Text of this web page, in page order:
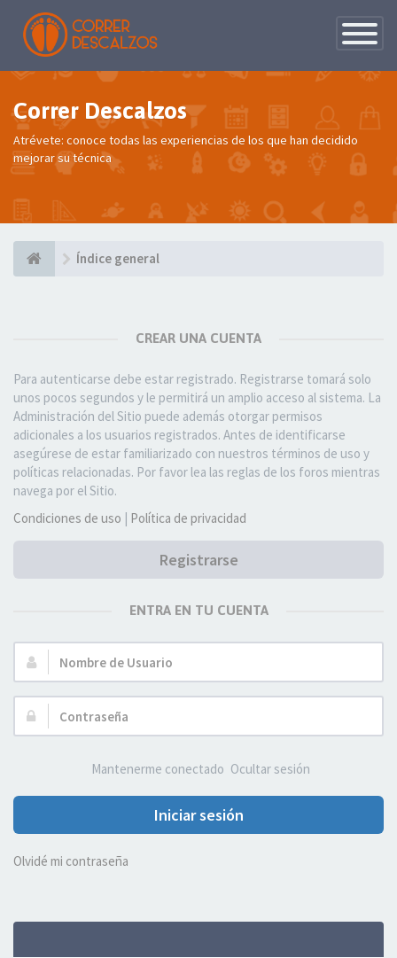
de
Correr Descalzos
Atrévete: conoce todas las experiencias de los que han decidido
mejorar su técnica
Índice general
CREAR UNA CUENTA
Para autenticarse debe estar registrado. Registrarse tomará solo
unos pocos segundos y le permitirá un amplio acceso al sistema. La
Administración del Sitio puede además otorgar permisos
adicionales a los usuarios registrados. Antes de identificarse
asegúrese de estar familiarizado con nuestros términos de uso y
políticas relacionadas. Por favor lea las reglas de los foros mientras
navega por el Sitio.
Condiciones de uso | Política de privacidad
Registrarse
ENTRA EN TU CUENTA
Nombre
de
Usuario:
Contraseña:
Mantenerme conectado Ocultar sesión
Iniciar sesión
Olvidé mi contraseña